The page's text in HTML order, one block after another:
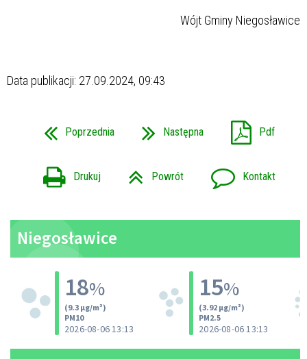
Wójt Gminy Niegosławice
Data publikacji: 27.09.2024, 09:43
Poprzednia Następna Pdf
Drukuj Powrót Kontakt